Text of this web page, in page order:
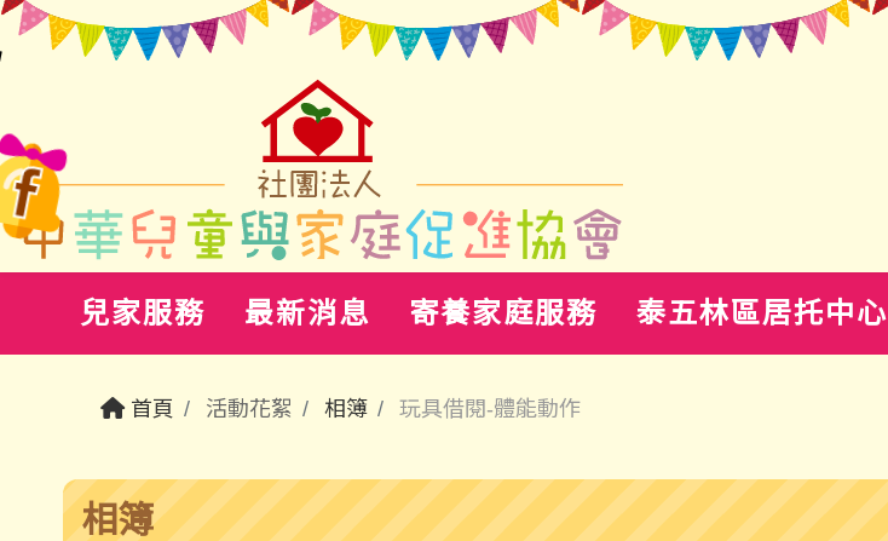
兒家服務 最新消息 寄養家庭服務 泰五林區居托中心
首頁 活動花絮 相簿 玩具借閱-體能動作
相簿